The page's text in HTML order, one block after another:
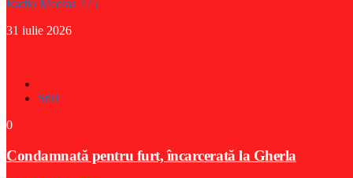
Radio Medias 725
31 iulie 2026
Stiri
0
Condamnată pentru furt, încarcerată la Gherla